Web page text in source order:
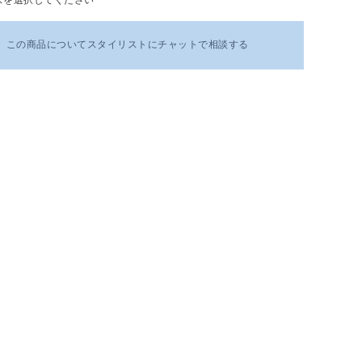
この商品についてスタイリストにチャットで相談する